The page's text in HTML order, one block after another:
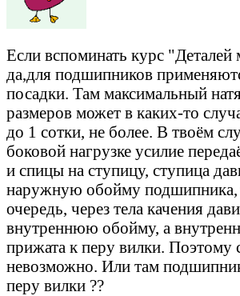
Если вспоминать курс
да,для подшипников
посадки. Там максимальный
размеров может в каких-то
до 1 сотки, не более. В твоём
боковой нагрузке усилие
и спицы на ступицу, ступица
наружную обойму подшипника,
очередь, через тела качения
внутреннюю обойму, а
прижата к перу вилки. Поэтому
невозможно. Или там
перу вилки ??